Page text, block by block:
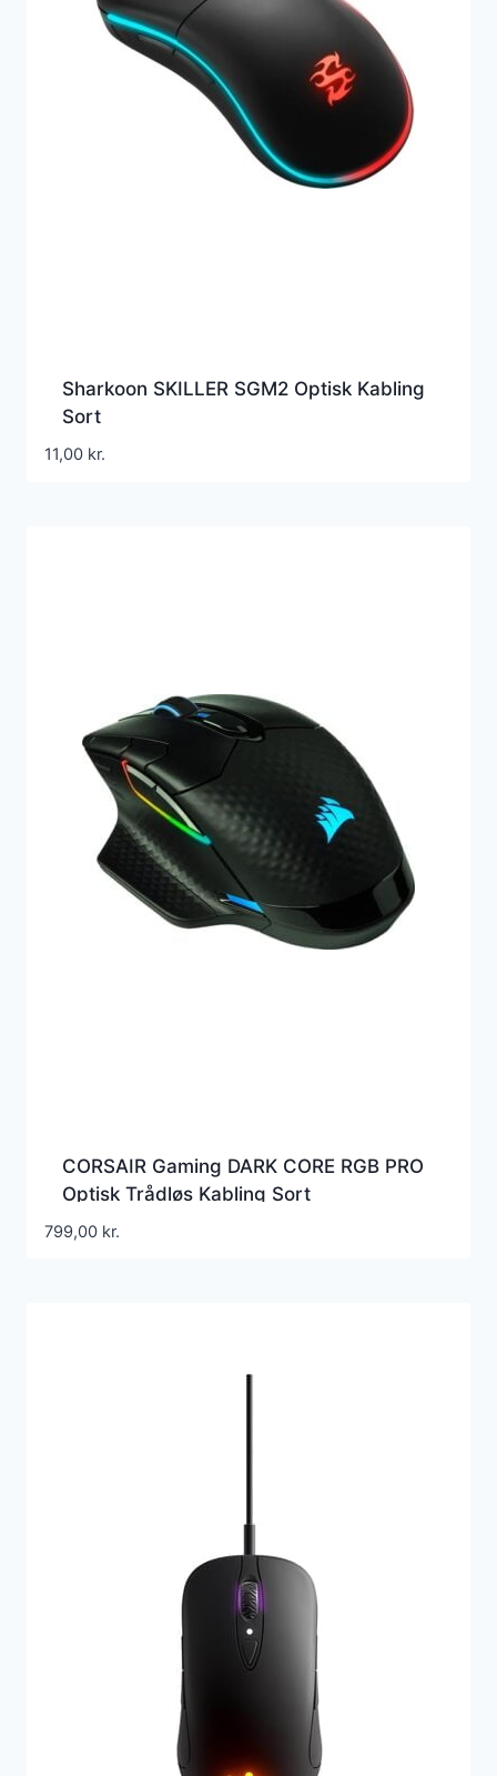
Sharkoon SKILLER SGM2 Optisk Kabling
Sort
11,00 kr.
CORSAIR Gaming DARK CORE RGB PRO
Optisk Trådløs Kabling Sort
799,00 kr.